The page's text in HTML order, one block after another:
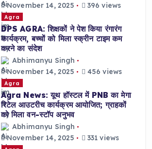
November 14, 2025
396 views
Agra
DPS AGRA: शिक्षकों ने पेश किया रंगारंग
कार्यक्रम, बच्चों को मिला स्क्रीन टाइम कम
करने का संदेश
Abhimanyu Singh
November 14, 2025
456 views
Agra
Agra News: यूथ हॉस्टल में PNB का मेगा
रिटेल आउटरीच कार्यक्रम आयोजित; ग्राहकों
को मिला वन-स्टॉप अनुभव
Abhimanyu Singh
November 14, 2025
331 views